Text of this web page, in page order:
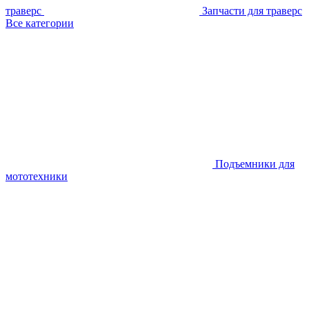
траверс
Запчасти для траверс
Все категории
Подъемники для
мототехники